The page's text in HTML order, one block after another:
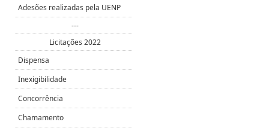
Adesões realizadas pela UENP
---
Licitações 2022
Dispensa
Inexigibilidade
Concorrência
Chamamento